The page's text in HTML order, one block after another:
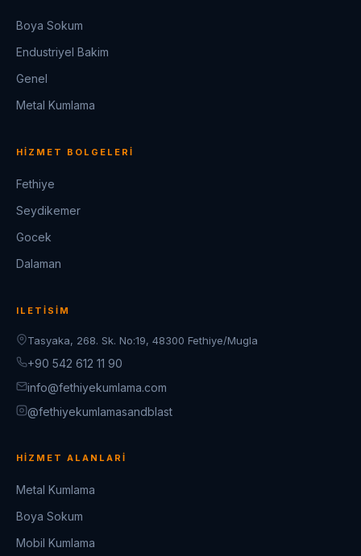
Boya Sokum
Endustriyel Bakim
Genel
Metal Kumlama
HIZMET BOLGELERI
Fethiye
Seydikemer
Gocek
Dalaman
ILETISIM
Tasyaka, 268. Sk. No:19, 48300 Fethiye/Mugla
+90 542 612 11 90
info@fethiyekumlama.com
@fethiyekumlamasandblast
HIZMET ALANLARI
Metal Kumlama
Boya Sokum
Mobil Kumlama